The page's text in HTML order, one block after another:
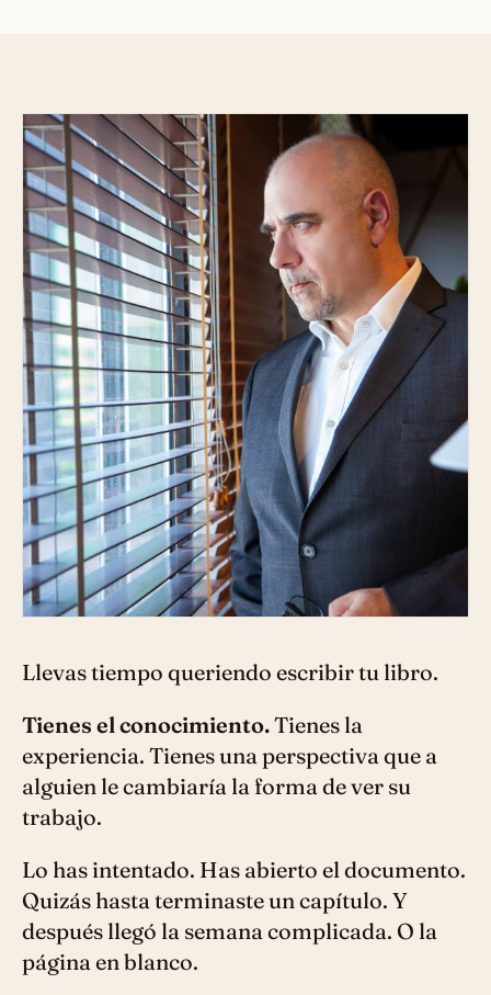
Llevas tiempo queriendo escribir tu libro.
Tienes el conocimiento.Tienes la
experiencia. Tienes una perspectiva que a
alguien le cambiaría la forma de ver su
trabajo.
Lo has intentado. Has abierto el documento.
Quizás hasta terminaste un capítulo. Y
después llegó la semana complicada. O la
página en blanco.